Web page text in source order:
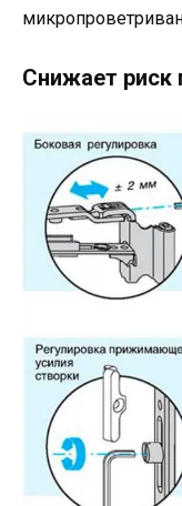
Снижает риск